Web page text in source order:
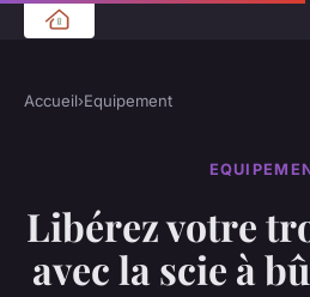
Accueil›Equipement
Libérez votre
avec la scie à